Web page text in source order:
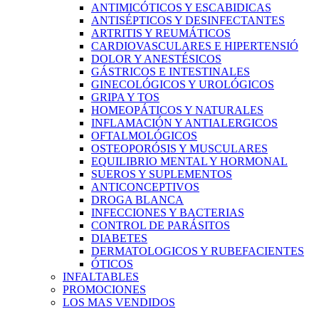
ANTIMICÓTICOS Y ESCABIDICAS
ANTISÉPTICOS Y DESINFECTANTES
ARTRITIS Y REUMÁTICOS
CARDIOVASCULARES E HIPERTENSIÓ
DOLOR Y ANESTÉSICOS
GÁSTRICOS E INTESTINALES
GINECOLÓGICOS Y UROLÓGICOS
GRIPA Y TOS
HOMEOPÁTICOS Y NATURALES
INFLAMACIÓN Y ANTIALERGICOS
OFTALMOLÓGICOS
OSTEOPORÓSIS Y MUSCULARES
EQUILIBRIO MENTAL Y HORMONAL
SUEROS Y SUPLEMENTOS
ANTICONCEPTIVOS
DROGA BLANCA
INFECCIONES Y BACTERIAS
CONTROL DE PARÁSITOS
DIABETES
DERMATOLOGICOS Y RUBEFACIENTES
ÓTICOS
INFALTABLES
PROMOCIONES
LOS MAS VENDIDOS